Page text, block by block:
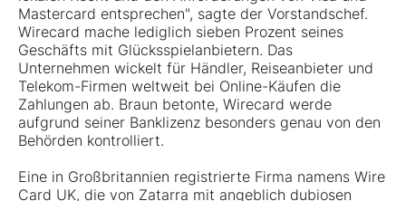
Mastercard entsprechen", sagte der Vorstandschef.
Wirecard mache lediglich sieben Prozent seines
Geschäfts mit Glücksspielanbietern. Das
Unternehmen wickelt für Händler, Reiseanbieter und
Telekom-Firmen weltweit bei Online-Käufen die
Zahlungen ab. Braun betonte, Wirecard werde
aufgrund seiner Banklizenz besonders genau von den
Behörden kontrolliert.
Eine in Großbritannien registrierte Firma namens Wire
Card UK, die von Zatarra mit angeblich dubiosen